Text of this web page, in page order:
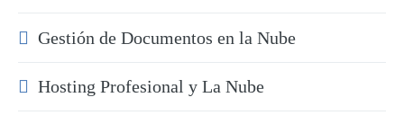
Gestión de Documentos en la Nube
Hosting Profesional y La Nube